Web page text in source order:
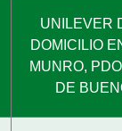
UNILEVER
DOMICILIO
MUNRO,
DE